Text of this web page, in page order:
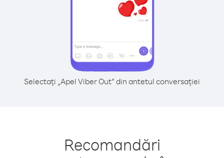
Selectați „Apel Viber Out” din antetul conversației
Recomandări